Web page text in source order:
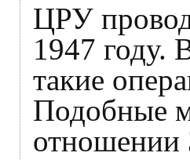
ЦРУ
1947 году.
такие
Подобные
отношении